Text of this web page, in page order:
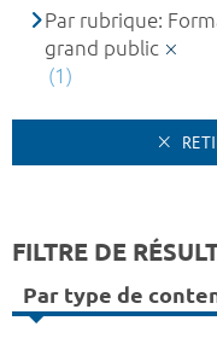
Par rubrique:
grand public
(1)
FILTRE DE
Par type de